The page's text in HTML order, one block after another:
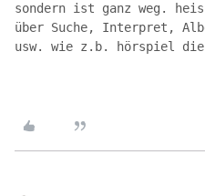
sondern ist ganz weg.
über Suche, Interpret,
usw. wie z.b. hörspiel